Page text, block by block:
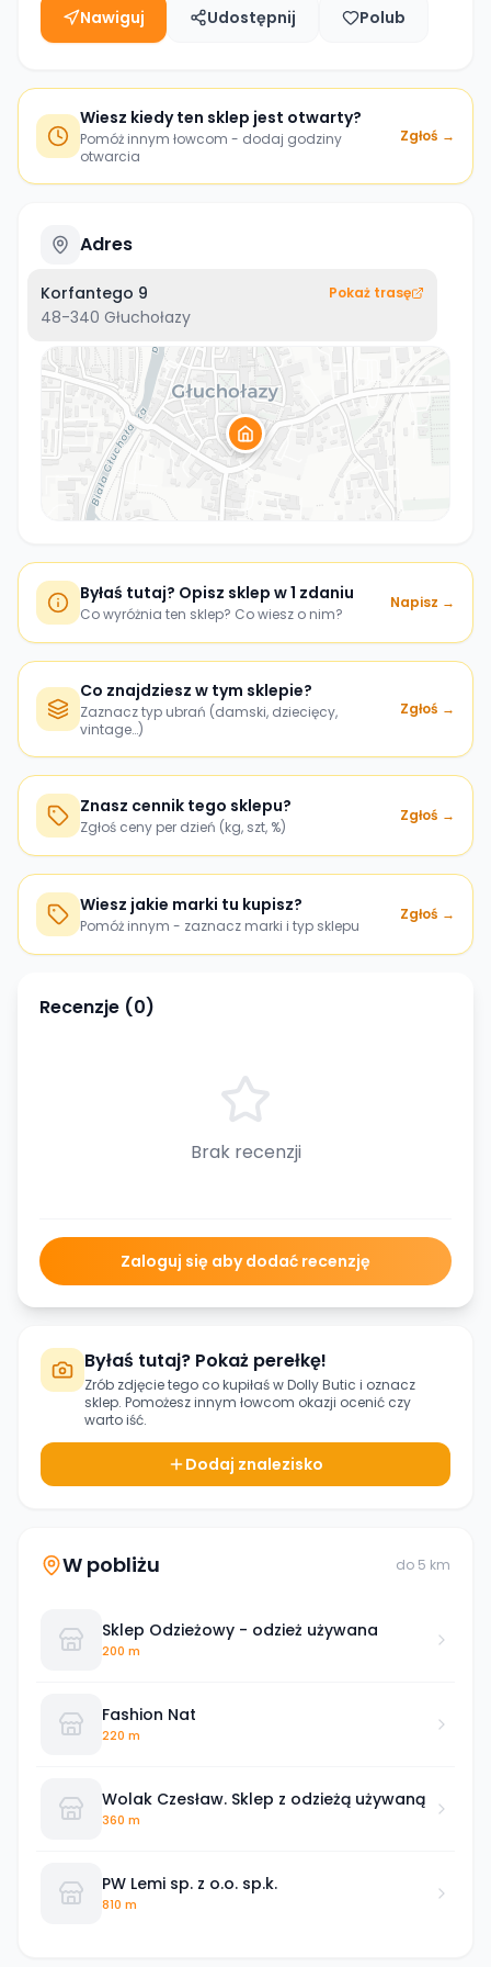
Nawiguj Udostępnij Polub
Wiesz kiedy ten sklep jest otwarty?
Pomóż innym łowcom - dodaj godziny
otwarcia
Zgłoś →
Adres
Korfantego 9
48-340 Głuchołazy
Pokaż trasę
Byłaś tutaj? Opisz sklep w 1 zdaniu
Co wyróżnia ten sklep? Co wiesz o nim?
Napisz →
Co znajdziesz w tym sklepie?
Zaznacz typ ubrań (damski, dziecięcy,
vintage…)
Zgłoś →
Znasz cennik tego sklepu?
Zgłoś ceny per dzień (kg, szt, %)
Zgłoś →
Wiesz jakie marki tu kupisz?
Pomóż innym - zaznacz marki i typ sklepu
Zgłoś →
Recenzje (0)
Brak recenzji
Zaloguj się aby dodać recenzję
Byłaś tutaj? Pokaż perełkę!
Zrób zdjęcie tego co kupiłaś wDolly Butic i oznacz
sklep. Pomożesz innym łowcom okazji ocenić czy
warto iść.
Dodaj znalezisko
W pobliżu do 5 km
Sklep Odzieżowy - odzież używana
200 m
Fashion Nat
220 m
Wolak Czesław. Sklep z odzieżą używaną
360 m
PW Lemi sp. z o.o. sp.k.
810 m